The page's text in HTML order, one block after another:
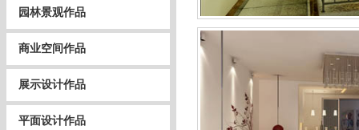
园林景观作品
商业空间作品
展示设计作品
平面设计作品